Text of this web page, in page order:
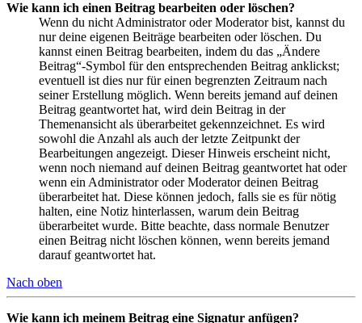
Wie kann ich einen Beitrag bearbeiten oder löschen?
Wenn du nicht Administrator oder Moderator bist, kannst du
nur deine eigenen Beiträge bearbeiten oder löschen. Du
kannst einen Beitrag bearbeiten, indem du das „Ändere
Beitrag“-Symbol für den entsprechenden Beitrag anklickst;
eventuell ist dies nur für einen begrenzten Zeitraum nach
seiner Erstellung möglich. Wenn bereits jemand auf deinen
Beitrag geantwortet hat, wird dein Beitrag in der
Themenansicht als überarbeitet gekennzeichnet. Es wird
sowohl die Anzahl als auch der letzte Zeitpunkt der
Bearbeitungen angezeigt. Dieser Hinweis erscheint nicht,
wenn noch niemand auf deinen Beitrag geantwortet hat oder
wenn ein Administrator oder Moderator deinen Beitrag
überarbeitet hat. Diese können jedoch, falls sie es für nötig
halten, eine Notiz hinterlassen, warum dein Beitrag
überarbeitet wurde. Bitte beachte, dass normale Benutzer
einen Beitrag nicht löschen können, wenn bereits jemand
darauf geantwortet hat.
Nach oben
Wie kann ich meinem Beitrag eine Signatur anfügen?